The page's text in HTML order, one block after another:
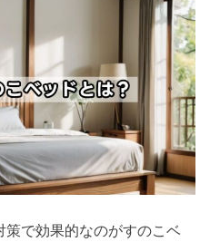
で効果的なのがすのこベ